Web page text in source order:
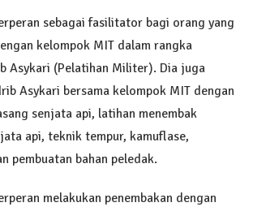
sebagai fasilitator bagi orang yang
kelompok MIT dalam rangka
Asykari (Pelatihan Militer). Dia juga
Asykari bersama kelompok MIT dengan
senjata api, latihan menembak
api, teknik tempur, kamuflase,
pembuatan bahan peledak.
melakukan penembakan dengan